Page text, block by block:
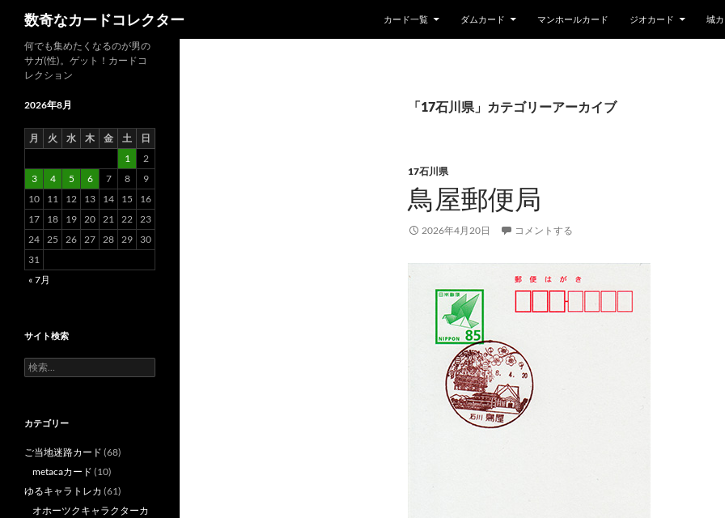
数奇なカードコレクター カード一覧 ダムカード マンホールカード ジオカード 城
「17石川県」カテゴリーアーカイブ
17石川県
鳥屋郵便局
2026年4月20日 コメントする
何でも集めたくなるのが男の
サガ(性)。ゲット！カードコ
レクション
2026年8月
月 火 水 木 金 土
日
1
2
3
4 5 6 7 8
9
10
11 12 13 14 15
16
17
18 19 20 21 22 23
24 25 26 27 28 29
30
31
« 7月
サイト検索
検
索:
カテゴリー
ご当地迷路カード (68)
metacaカード (10)
ゆるキャラトレカ (61)
オホーツクキャラクターカ